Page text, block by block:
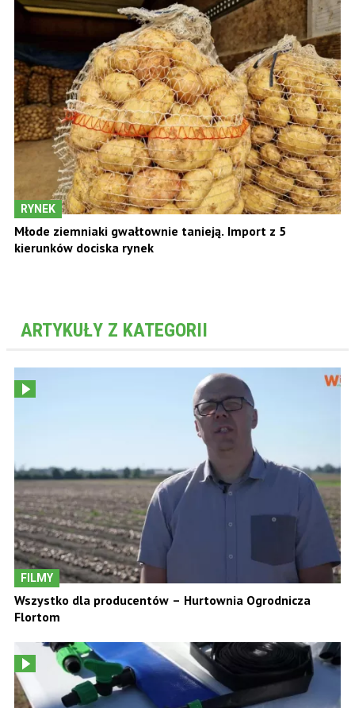
RYNEK
Młode ziemniaki gwałtownie tanieją. Import z 5
kierunków dociska rynek
ARTYKUŁY Z KATEGORII
FILMY
Wszystko dla producentów – Hurtownia Ogrodnicza
Flortom